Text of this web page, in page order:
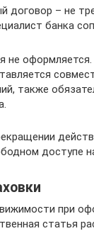
договор – не
банка
не оформляется.
также
доступе
при
статья